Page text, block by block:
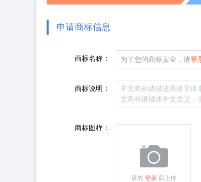
申请商标信息
商标名称： 为了您的商标安全，请登
商标说明：
商标图样：
请先 登录 后上传